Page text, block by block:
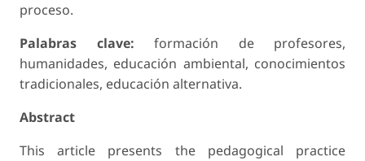
proceso.
Palabras clave: formación de profesores,
humanidades, educación ambiental, conocimientos
tradicionales, educación alternativa.
Abstract
This article presents the pedagogical practice